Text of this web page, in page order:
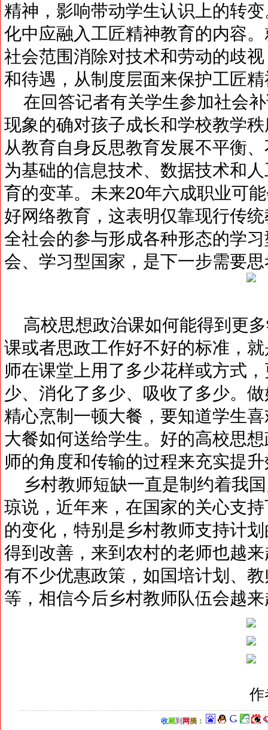
精神，影响带动学生认识上的转
化中应融入工匠精神教育的内容
社会范围消除对技术和劳动的歧
和待遇，从制度层面来保护工匠
在回答记者有关学生参加社会
现象的确对孩子成长和学校教学
从教育自身反思教育发展不平衡
为基础的信息技术、数据技术和
育的变革。未来20年六成职业可
好网络教育，这表明仅靠现行传
全社会的参与形成各种形态的学
会、学习型国家，是下一步需要
高校思想政治课如何能得到更
课或者思政工作好不好的标准，
师在课堂上用了多少花样或方式
少、消化了多少、吸收了多少。
精心烹制一顿大餐，要知道学生
大餐如何送给学生。好的高校思
师的角度和传输的过程来充实提
乡村教师短缺一直是制约着我国
琼说，近年来，在国家的关心支
的变化，特别是乡村教师支持计
得到改善，来到农村的老师也越
有不少优惠政策，如国培计划、
等，相信今后乡村教师队伍会越
收藏到 网摘：